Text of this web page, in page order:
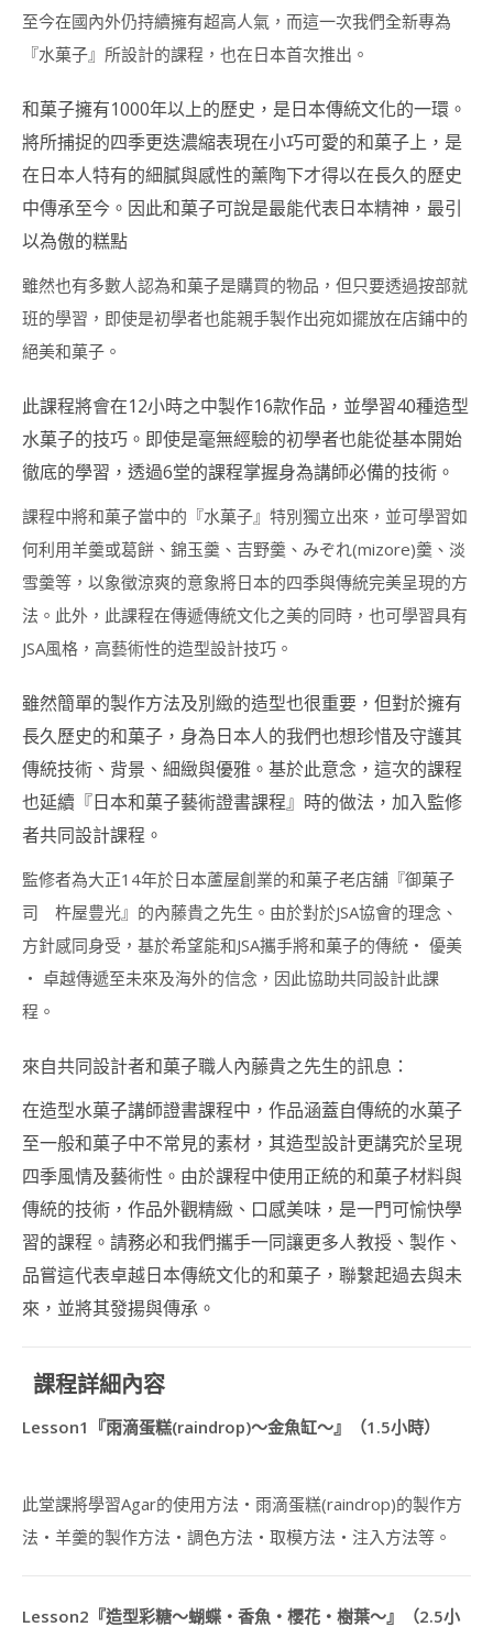
造
型
糖
講
師
證
書
課
程
狗
派
對
美
講
師
證
書
程
PARTY
FOOD
INSTRUCTOR
COURSE)
貓
造
甜
點
師
證
書
課
程
(KITTY
SWEETS
INSTRUCTOR
狗
造
型
甜
點
師
證
課
程
(DOGGY
DECO
COURSE)
型
講
師
證
至今在國內外仍持續擁有超高人氣，而這一次我們全新專為
『水菓子』所設計的課程，也在日本首次推出。
和菓子擁有1000年以上的歷史，是日本傳統文化的一環。
將所捕捉的四季更迭濃縮表現在小巧可愛的和菓子上，是
在日本人特有的細膩與感性的薰陶下才得以在長久的歷史
中傳承至今。因此和菓子可說是最能代表日本精神，最引
以為傲的糕點
雖然也有多數人認為和菓子是購買的物品，但只要透過按部就
班的學習，即使是初學者也能親手製作出宛如擺放在店鋪中的
絕美和菓子。
此課程將會在12小時之中製作16款作品，並學習40種造型
水菓子的技巧。即使是毫無經驗的初學者也能從基本開始
徹底的學習，透過6堂的課程掌握身為講師必備的技術。
課程中將和菓子當中的『水菓子』特別獨立出來，並可學習如
何利用羊羹或葛餅、錦玉羹、吉野羹、みぞれ(mizore)羹、淡
雪羹等，以象徵涼爽的意象將日本的四季與傳統完美呈現的方
法。此外，此課程在傳遞傳統文化之美的同時，也可學習具有
JSA風格，高藝術性的造型設計技巧。
雖然簡單的製作方法及別緻的造型也很重要，但對於擁有
長久歷史的和菓子，身為日本人的我們也想珍惜及守護其
傳統技術、背景、細緻與優雅。基於此意念，這次的課程
也延續『日本和菓子藝術證書課程』時的做法，加入監修
者共同設計課程。
監修者為大正14年於日本蘆屋創業的和菓子老店舖『御菓子
司 杵屋豊光』的內藤貴之先生。由於對於JSA協會的理念、
方針感同身受，基於希望能和JSA攜手將和菓子的傳統・ 優美
・ 卓越傳遞至未來及海外的信念，因此協助共同設計此課
程。
來自共同設計者和菓子職人內藤貴之先生的訊息：
在造型水菓子講師證書課程中，作品涵蓋自傳統的水菓子
至一般和菓子中不常見的素材，其造型設計更講究於呈現
四季風情及藝術性。由於課程中使用正統的和菓子材料與
傳統的技術，作品外觀精緻、口感美味，是一門可愉快學
習的課程。請務必和我們攜手一同讓更多人教授、製作、
品嘗這代表卓越日本傳統文化的和菓子，聯繫起過去與未
來，並將其發揚與傳承。
課程詳細內容
Lesson1『雨滴蛋糕(raindrop)～金魚缸～』（1.5小時）
此堂課將學習Agar的使用方法・雨滴蛋糕(raindrop)的製作方
法・羊羹的製作方法・調色方法・取模方法・注入方法等。
Lesson2『造型彩糖～蝴蝶・香魚・櫻花・樹葉～』（2.5小